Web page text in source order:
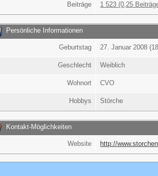
Beiträge 1 523 (0,25
Persönliche Informationen
Geburtstag 27. Januar 2008
Geschlecht Weiblich
Wohnort CVO
Hobbys Störche
Kontakt-Möglichkeiten
Website http://